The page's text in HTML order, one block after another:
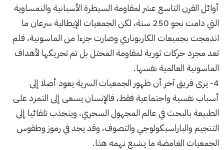
أوائل القرن التاسع عشر لمقاومة السيطرة الأسبانية والنمساوية
التي دامت نحو 250 سنة، لكن الجمعيات الإيطالية سرعان ما
اندمجت بجميعات الكاربوناري وصارت جزءا من الماسونية، فلم
تعد مجرد حركات ثورية لمقاومة المحتل بل تم تحريكها لأهداف
الماسونية العالمية نفسها.
4- يرى فريق آخر أن ظهور الجمعيات السرية يعود أصلا إلى
أسباب نفسية واجتماعية فقط، فالإنسان يسعى إلى التمرد على
الطبيعة بالبحث في عالم المجهول السحري، وينجذب تلقائيا إلى
التنجيم والباراسيكولوجي والتصوف، وقد يجد في رموز وطقوس
الجمعيات الغامضة ما يشبع نهمه هذا.